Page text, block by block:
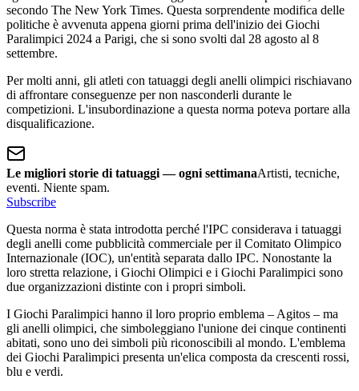
secondo The New York Times. Questa sorprendente modifica delle
politiche è avvenuta appena giorni prima dell'inizio dei Giochi
Paralimpici 2024 a Parigi, che si sono svolti dal 28 agosto al 8
settembre.
Per molti anni, gli atleti con tatuaggi degli anelli olimpici rischiavano
di affrontare conseguenze per non nasconderli durante le
competizioni. L'insubordinazione a questa norma poteva portare alla
disqualificazione.
Le migliori storie di tatuaggi — ogni settimanaArtisti, tecniche,
eventi. Niente spam.
Subscribe
Questa norma è stata introdotta perché l'IPC considerava i tatuaggi
degli anelli come pubblicità commerciale per il Comitato Olimpico
Internazionale (IOC), un'entità separata dallo IPC. Nonostante la
loro stretta relazione, i Giochi Olimpici e i Giochi Paralimpici sono
due organizzazioni distinte con i propri simboli.
I Giochi Paralimpici hanno il loro proprio emblema – Agitos – ma
gli anelli olimpici, che simboleggiano l'unione dei cinque continenti
abitati, sono uno dei simboli più riconoscibili al mondo. L'emblema
dei Giochi Paralimpici presenta un'elica composta da crescenti rossi,
blu e verdi.